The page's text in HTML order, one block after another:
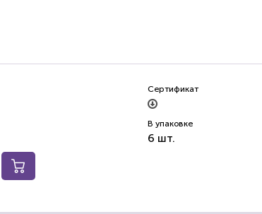
Сертификат
В упаковке
6 шт.